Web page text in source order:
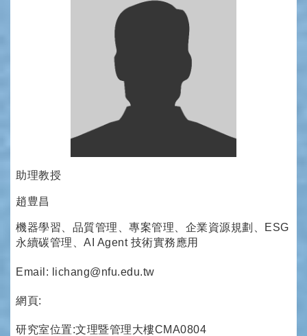
助理教授
趙豊昌
機器學習、品質管理、專案管理、企業資源規劃、ESG
永續碳管理、AI Agent 技術實務應用
Email: lichang@nfu.edu.tw
網頁:
研究室位置:文理暨管理大樓CMA0804